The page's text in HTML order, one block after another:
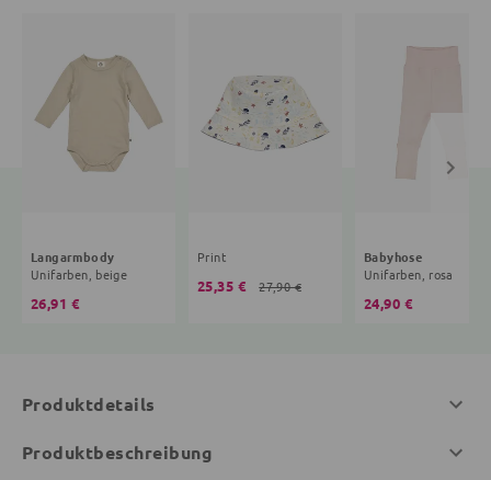
Langarmbody
Unifarben, beige
26,91 €
Print
25,35 € 27,90 €
Babyhose
Unifarben, rosa
24,90 €
Produktdetails
Produktbeschreibung